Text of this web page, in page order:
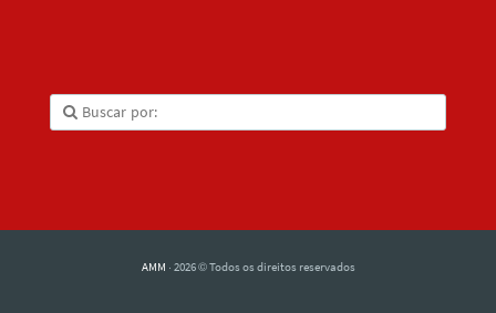
AMM · 2026 © Todos os direitos reservados